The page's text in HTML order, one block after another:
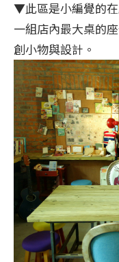
▼此區是小編覺的
一組店內最大桌的
創小物與設計。